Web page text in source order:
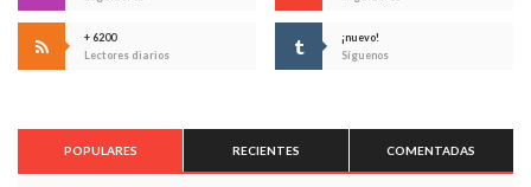
+ 6200
Lectores diarios
¡nuevo!
Síguenos
POPULARES RECIENTES COMENTADAS